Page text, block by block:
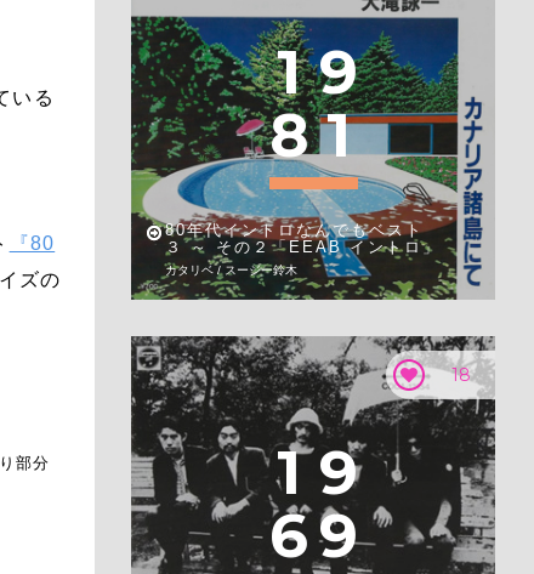
いる
『80
ズの
部分
1 9
8 1
80年代イントロなんでもベスト
３ ～ その２「EEAB イントロ」
カタリベ / スージー鈴木
18
1 9
69